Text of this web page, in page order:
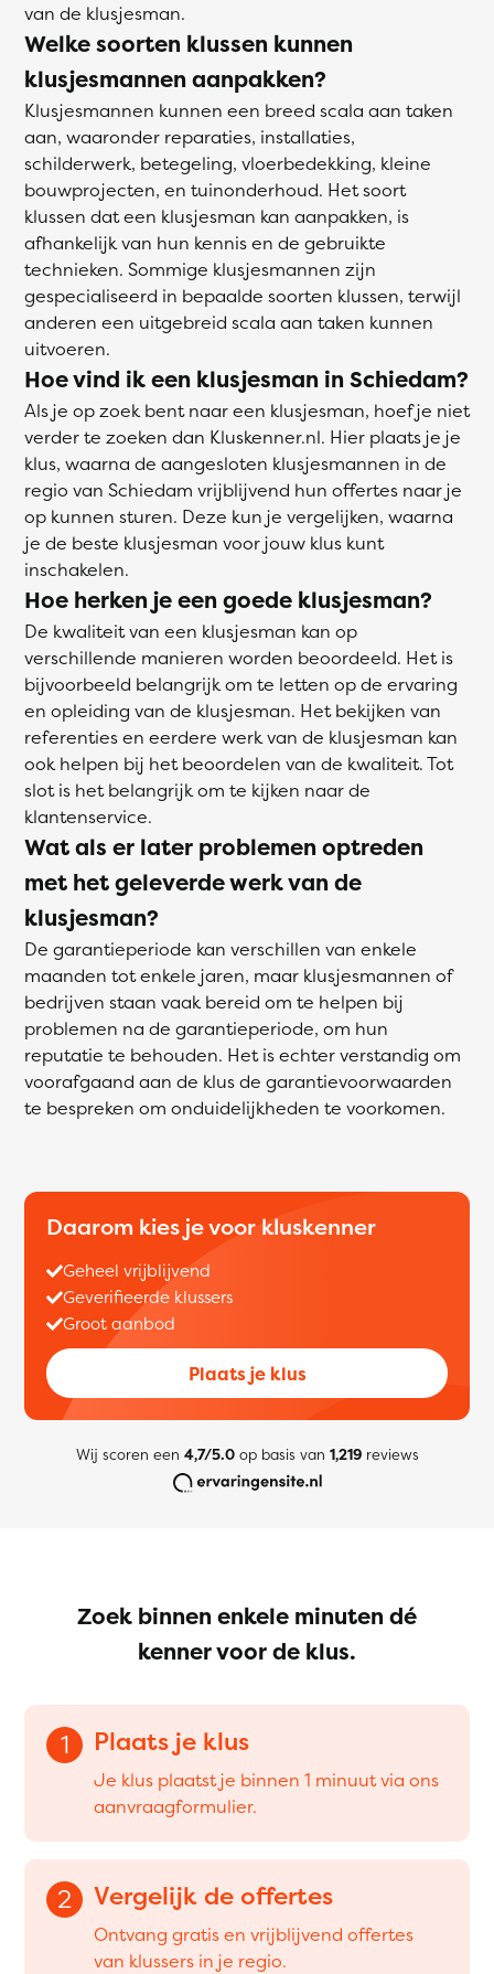
van de klusjesman.
Welke soorten klussen kunnen
klusjesmannen aanpakken?
Klusjesmannen kunnen een breed scala aan taken
aan, waaronder reparaties, installaties,
schilderwerk, betegeling, vloerbedekking, kleine
bouwprojecten, en tuinonderhoud. Het soort
klussen dat een klusjesman kan aanpakken, is
afhankelijk van hun kennis en de gebruikte
technieken. Sommige klusjesmannen zijn
gespecialiseerd in bepaalde soorten klussen, terwijl
anderen een uitgebreid scala aan taken kunnen
uitvoeren.
Hoe vind ik een klusjesman in Schiedam?
Als je op zoek bent naar een klusjesman, hoef je niet
verder te zoeken dan Kluskenner.nl. Hier plaats je je
klus, waarna de aangesloten klusjesmannen in de
regio van Schiedam vrijblijvend hun offertes naar je
op kunnen sturen. Deze kun je vergelijken, waarna
je de beste klusjesman voor jouw klus kunt
inschakelen.
Hoe herken je een goede klusjesman?
De kwaliteit van een klusjesman kan op
verschillende manieren worden beoordeeld. Het is
bijvoorbeeld belangrijk om te letten op de ervaring
en opleiding van de klusjesman. Het bekijken van
referenties en eerdere werk van de klusjesman kan
ook helpen bij het beoordelen van de kwaliteit. Tot
slot is het belangrijk om te kijken naar de
klantenservice.
Wat als er later problemen optreden
met het geleverde werk van de
klusjesman?
De garantieperiode kan verschillen van enkele
maanden tot enkele jaren, maar klusjesmannen of
bedrijven staan vaak bereid om te helpen bij
problemen na de garantieperiode, om hun
reputatie te behouden. Het is echter verstandig om
voorafgaand aan de klus de garantievoorwaarden
te bespreken om onduidelijkheden te voorkomen.
Daarom kies je voor kluskenner
Geheel vrijblijvend
Geverifieerde klussers
Groot aanbod
Plaats je klus
Wij scoren een 4,7/5.0op basis van 1,219reviews
Zoek binnen enkele minuten dé
kenner voor de klus.
1 Plaats je klus
Je klus plaatst je binnen 1 minuut via ons
aanvraagformulier.
2 Vergelijk de offertes
Ontvang gratis en vrijblijvend offertes
van klussers in je regio.